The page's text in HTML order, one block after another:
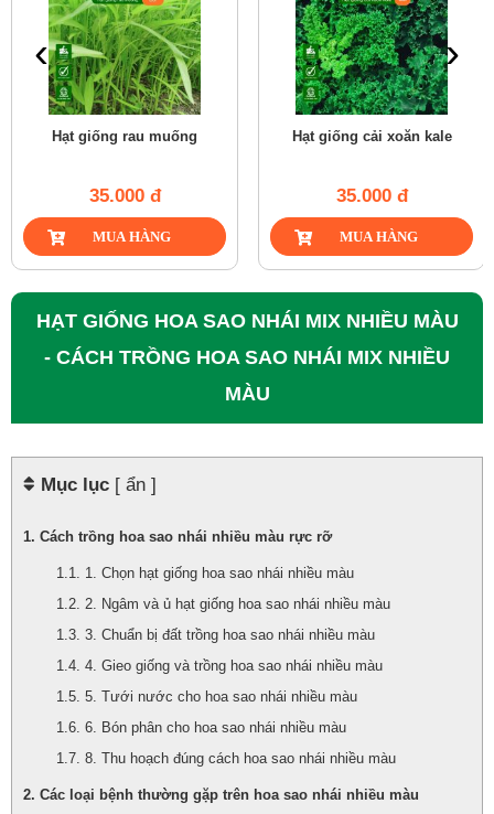
muống Hạt giống cải xoăn kale Hạt giống
‹ ›
HẠT GIỐNG HOA SAO NHÁI MIX NHIỀU MÀU
- CÁCH TRỒNG HOA SAO NHÁI MIX NHIỀU
MÀU
Mục lục [ ẩn ]
Cách trồng hoa sao nhái nhiều màu rực rỡ
1. Chọn hạt giống hoa sao nhái nhiều màu
2. Ngâm và ủ hạt giống hoa sao nhái nhiều màu
3. Chuẩn bị đất trồng hoa sao nhái nhiều màu
4. Gieo giống và trồng hoa sao nhái nhiều màu
5. Tưới nước cho hoa sao nhái nhiều màu
6. Bón phân cho hoa sao nhái nhiều màu
8. Thu hoạch đúng cách hoa sao nhái nhiều màu
Các loại bệnh thường gặp trên hoa sao nhái nhiều màu